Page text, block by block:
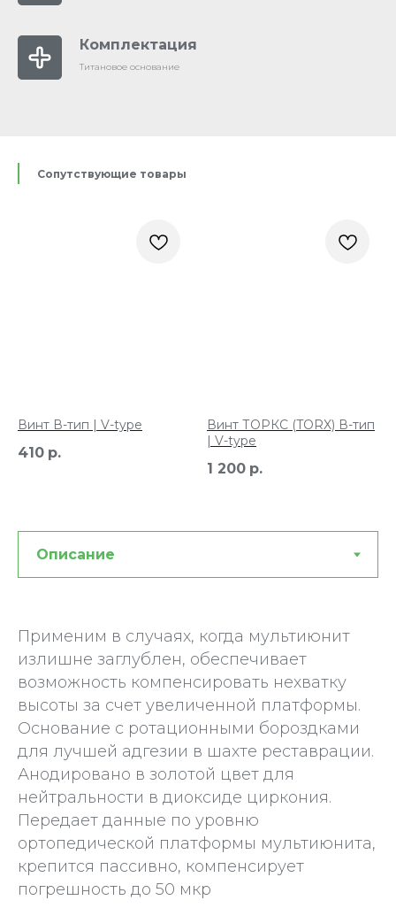
Комплектация
Титановое основание
Сопутствующие товары
Винт В-тип | V-type
410 р.
Винт ТОРКС (TORX) В-тип
| V-type
1 200 р.
Применим в случаях, когда мультиюнит
излишне заглублен, обеспечивает
возможность компенсировать нехватку
высоты за счет увеличенной платформы.
Основание с ротационными бороздками
для лучшей адгезии в шахте реставрации.
Анодировано в золотой цвет для
нейтральности в диоксиде циркония.
Передает данные по уровню
ортопедической платформы мультиюнита,
крепится пассивно, компенсирует
погрешность до 50 мкр